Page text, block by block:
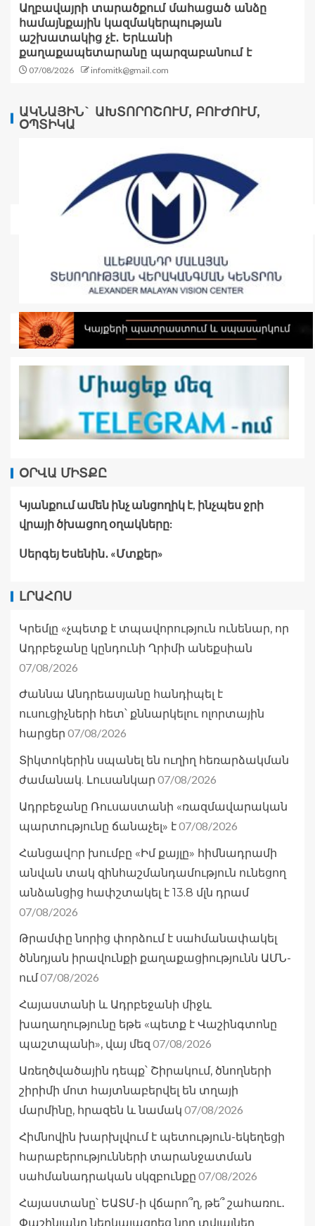
Աղբավայրի տարածքում մահացած անձը
համայնքային կազմակերպության
աշխատակից չէ․ Երևանի
քաղաքապետարանը պարզաբանում է
07/08/2026 infomitk@gmail.com
ԱԿՆԱՅԻՆ` ԱԽՏՈՐՈՇՈՒՄ, ԲՈՒԺՈՒՄ,
ՕՊՏԻԿԱ
ՕՐՎԱ ՄԻՏՔԸ
Կյանքում ամեն ինչ անցողիկ է, ինչպես ջրի
վրայի ծխացող օղակները:
Սերգեյ Եսենին․ «Մտքեր»
ԼՐԱՀՈՍ
Կրեմլը «չպետք է տպավորություն ունենար, որ
Ադրբեջանը կընդունի Ղրիմի անեքսիան
07/08/2026
Ժաննա Անդրեասյանը հանդիպել է
ուսուցիչների հետ՝ քննարկելու ոլորտային
հարցեր 07/08/2026
Տիկտոկերին սպանել են ուղիղ հեռարձակման
ժամանակ. Լուսանկար 07/08/2026
Ադրբեջանը Ռուսաստանի «ռազմավարական
պարտությունը ճանաչել» է07/08/2026
Հանցավnր խումբը «Իմ քայլը» հիմնադրամի
անվան տակ զինհաշմանդամություն ունեցող
անձանցից հափշտակել է 13.8 մլն դրամ
07/08/2026
Թրամփը նորից փորձում է սահմանափակել
ծննդյան իրավունքի քաղաքացիությունն ԱՄՆ-
ում07/08/2026
Հայաստանի և Ադրբեջանի միջև
խաղաղությունը եթե «պետք է Վաշինգտոնը
պաշտպանի», վայ մեզ 07/08/2026
Առեղծվածային դեպք՝ Շիրակում, ծնողների
շիրիմի մոտ հայտնաբերվել են տղայի
մարմինը, հրազեն և նամակ 07/08/2026
Հիմնովին խարխլվում է պետություն-եկեղեցի
հարաբերությունների տարանջատման
սահմանադրական սկզբունքը 07/08/2026
Հայաստանը՝ ԵԱՏՄ-ի վճարո՞ղ, թե՞ շահառու․
Փաշինյանը ներկայացրեց նոր տվյալներ